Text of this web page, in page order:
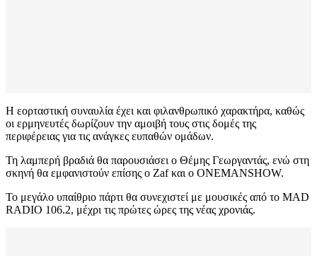
Η εορταστική συναυλία έχει και φιλανθρωπικό χαρακτήρα, καθώς
οι ερμηνευτές δωρίζουν την αμοιβή τους στις δομές της
περιφέρειας για τις ανάγκες ευπαθών ομάδων.
Τη λαμπερή βραδιά θα παρουσιάσει ο Θέμης Γεωργαντάς, ενώ στη
σκηνή θα εμφανιστούν επίσης ο Zaf και ο ONEMANSHOW.
Το μεγάλο υπαίθριο πάρτι θα συνεχιστεί με μουσικές από το MAD
RADIO 106.2, μέχρι τις πρώτες ώρες της νέας χρονιάς.